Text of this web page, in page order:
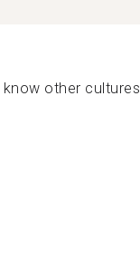
other cultures.